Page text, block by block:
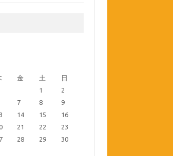
金 土
日
1
2
7 8
9
14 15
16
21 22
23
28 29
30